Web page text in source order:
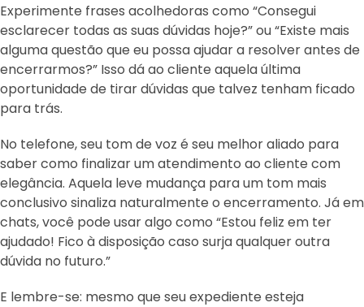
Experimente frases acolhedoras como “Consegui
esclarecer todas as suas dúvidas hoje?” ou “Existe mais
alguma questão que eu possa ajudar a resolver antes de
encerrarmos?” Isso dá ao cliente aquela última
oportunidade de tirar dúvidas que talvez tenham ficado
para trás.
No telefone, seu tom de voz é seu melhor aliado para
saber como finalizar um atendimento ao cliente com
elegância. Aquela leve mudança para um tom mais
conclusivo sinaliza naturalmente o encerramento. Já em
chats, você pode usar algo como “Estou feliz em ter
ajudado! Fico à disposição caso surja qualquer outra
dúvida no futuro.”
E lembre-se: mesmo que seu expediente esteja